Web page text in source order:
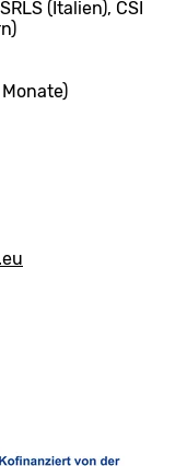
(Italien), CSI